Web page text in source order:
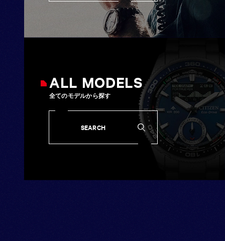
ALL MODELS
全てのモデルから探す
SEARCH